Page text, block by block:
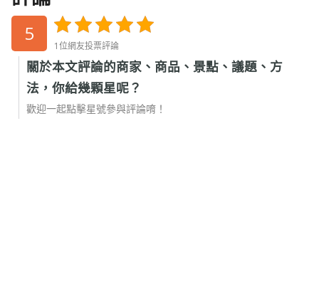
5
1位網友投票評論
關於本文評論的商家、商品、景點、議題、方
法，你給幾顆星呢？
歡迎一起點擊星號參與評論唷！